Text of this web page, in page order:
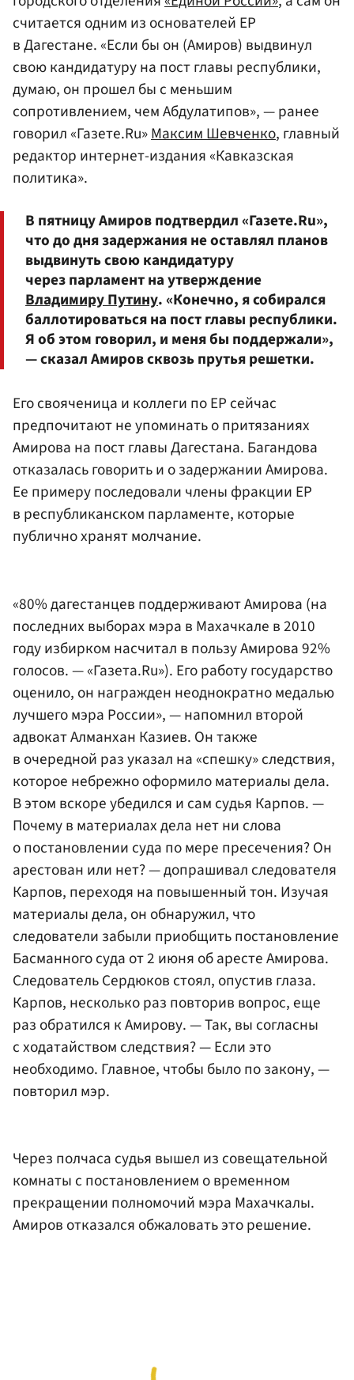
считается одним из основателей ЕР
в Дагестане. «Если бы он (Амиров) выдвинул
свою кандидатуру на пост главы республики,
думаю, он прошел бы с меньшим
сопротивлением, чем Абдулатипов», — ранее
говорил «Газете.Ru»Максим Шевченко, главный
редактор интернет-издания «Кавказская
политика».
В пятницу Амиров подтвердил «Газете.Ru»,
что до дня задержания не оставлял планов
выдвинуть свою кандидатуру
через парламент на утверждение
Владимиру Путину. «Конечно, я собирался
баллотироваться на пост главы республики.
Я об этом говорил, и меня бы поддержали»,
— сказал Амиров сквозь прутья решетки.
Его свояченица и коллеги по ЕР сейчас
предпочитают не упоминать о притязаниях
Амирова на пост главы Дагестана. Багандова
отказалась говорить и о задержании Амирова.
Ее примеру последовали члены фракции ЕР
в республиканском парламенте, которые
публично хранят молчание.
«80% дагестанцев поддерживают Амирова (на
последних выборах мэра в Махачкале в 2010
году избирком насчитал в пользу Амирова 92%
голосов. — «Газета.Ru»). Его работу государство
оценило, он награжден неоднократно медалью
лучшего мэра России», — напомнил второй
адвокат Алманхан Казиев. Он также
в очередной раз указал на «спешку» следствия,
которое небрежно оформило материалы дела.
В этом вскоре убедился и сам судья Карпов. —
Почему в материалах дела нет ни слова
о постановлении суда по мере пресечения? Он
арестован или нет? — допрашивал следователя
Карпов, переходя на повышенный тон. Изучая
материалы дела, он обнаружил, что
следователи забыли приобщить постановление
Басманного суда от 2 июня об аресте Амирова.
Следователь Сердюков стоял, опустив глаза.
Карпов, несколько раз повторив вопрос, еще
раз обратился к Амирову. — Так, вы согласны
с ходатайством следствия? — Если это
необходимо. Главное, чтобы было по закону, —
повторил мэр.
Через полчаса судья вышел из совещательной
комнаты с постановлением о временном
прекращении полномочий мэра Махачкалы.
Амиров отказался обжаловать это решение.